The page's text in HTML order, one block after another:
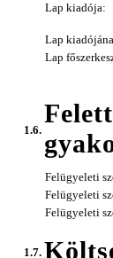
Lap kiadója:
Lap
Lap
1.6.
Felügyeleti
Felügyeleti
Felügyeleti
1.7.